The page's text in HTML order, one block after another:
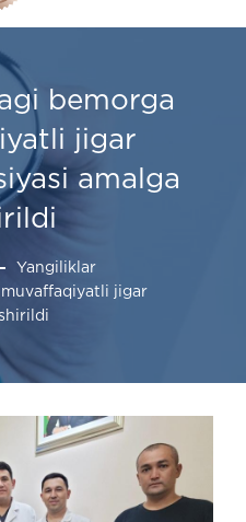
bemorga
jigar
amalga
Yangiliklar
jigar